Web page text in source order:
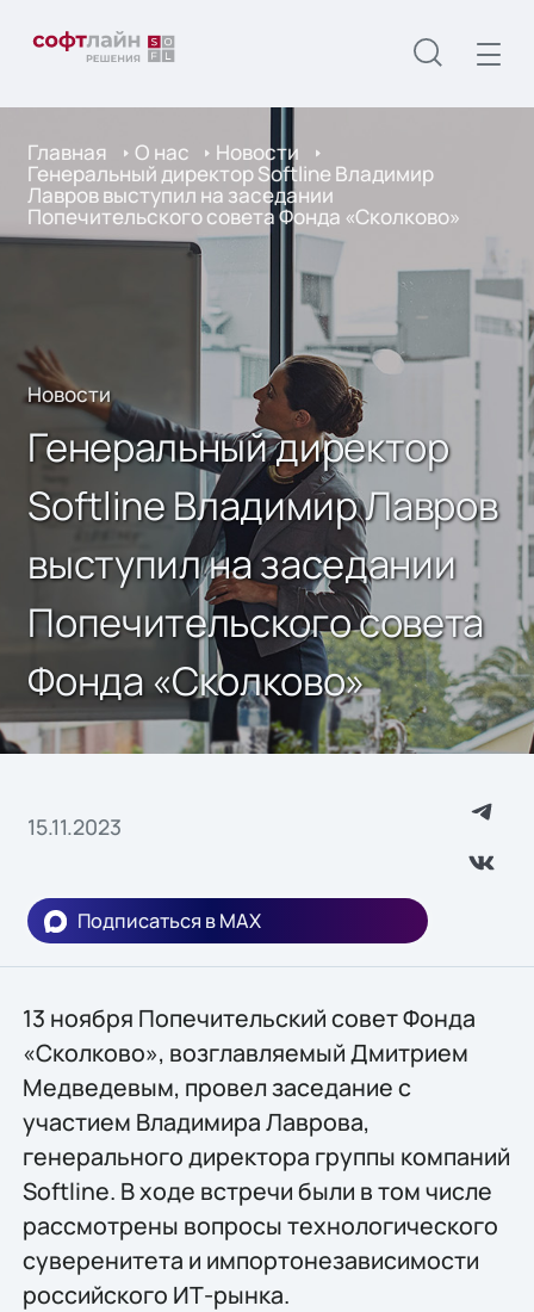
Главная О нас Новости
Генеральный директор Softline Владимир
Лавров выступил на заседании
Попечительского совета Фонда «Сколково»
Новости
Генеральный директор
Softline Владимир Лавров
выступил на заседании
Попечительского совета
Фонда «Сколково»
15.11.2023
Подписаться в MAX
13 ноября Попечительский совет Фонда
«Сколково», возглавляемый Дмитрием
Медведевым, провел заседание с
участием Владимира Лаврова,
генерального директора группы компаний
Softline. В ходе встречи были в том числе
рассмотрены вопросы технологического
суверенитета и импортонезависимости
российского ИТ-рынка.